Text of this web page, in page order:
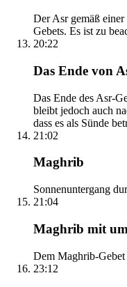
Der Asr gemäß
Gebets. Es ist zu
20:22
Das Ende von
Das Ende des Asr-
bleibt jedoch auch
dass es als Sünde
21:02
Maghrib
Sonnenuntergang
21:04
Maghrib mit
Dem Maghrib-
23:12